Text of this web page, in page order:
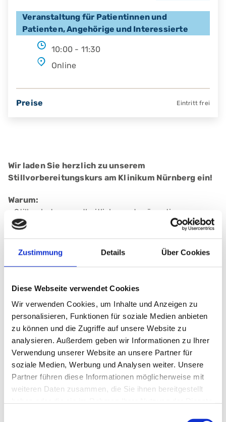
Zustimmung Details Über Cookies
Diese Webseite verwendet Cookies
Wir verwenden Cookies, um Inhalte und Anzeigen zu
personalisieren, Funktionen für soziale Medien anbieten
zu können und die Zugriffe auf unsere Website zu
analysieren. Außerdem geben wir Informationen zu Ihrer
Verwendung unserer Website an unsere Partner für
soziale Medien, Werbung und Analysen weiter. Unsere
Partner führen diese Informationen möglicherweise mit
weiteren Daten zusammen, die Sie ihnen bereitgestellt
Veranstaltung für Patientinnen und
Patienten, Angehörige und Interessierte
10:00 - 11:30
Online
Preise Eintritt frei
Wir laden Sie herzlich zu unserem
Stillvorbereitungskurs am Klinikum Nürnberg ein!
Warum:
- Stillen hat gesundheitliche und präventive
Bedeutung für Mutter und Kind
- Muttermilch ist die beste Nahrung für ein Baby.
- DerStillstart kann entscheidend seinfür den
Selbstwirksamkeit in den Stillstart gehen.
Wer:
- Erarbeitet durch die Arbeitsgruppe
„Stillvorbereitungskurs“
- Teilweise gefördert durch die Friedl-Schöller-
Stiftung
- Halten werden die Informationsveranstaltung
Mitarbeiterinnen aus dem Team der
Stillberatung(=Stillberaterinnen) der Kinder- und